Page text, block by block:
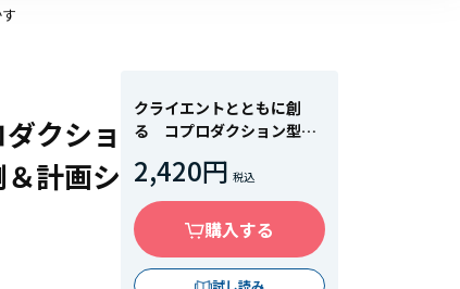
クショ
計画シ
クライエントとともに創
る コプロダクション型精
例＆計画シートで実践に活
かす
2,420円
購入する
試し読み